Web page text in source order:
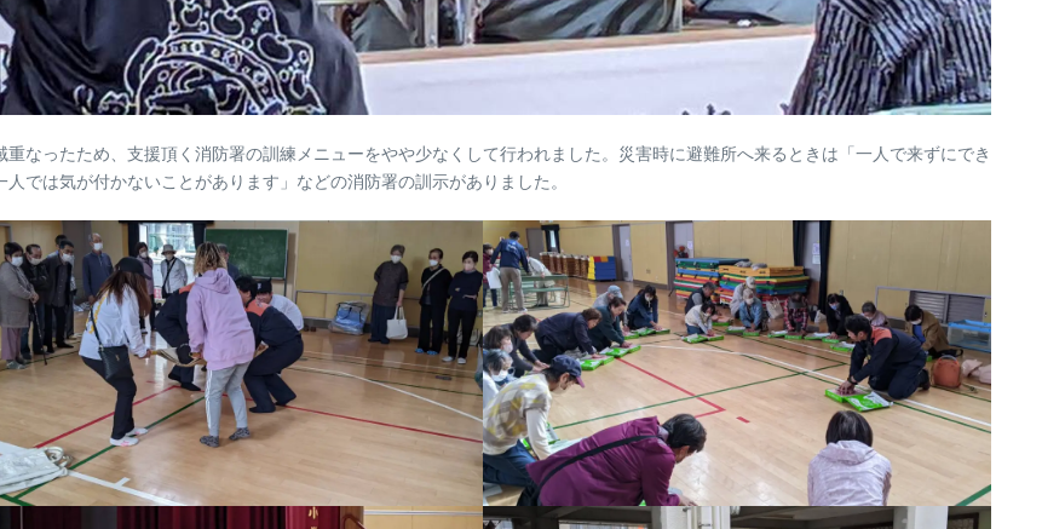
なったため、支援頂く消防署の訓練メニューをやや少なくして行われました。災害時に避難所へ来るときは「一人で来ずにでき
では気が付かないことがあります」などの消防署の訓示がありました。